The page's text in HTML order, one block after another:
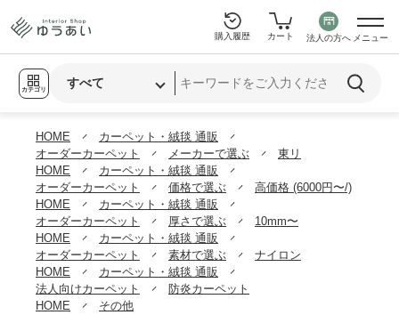
カテゴリ
購入履歴 カート 法人の方へ メニュー
HOME
カーペット・絨毯 通販
オーダーカーペット
メーカーで選ぶ
東リ
HOME
カーペット・絨毯 通販
オーダーカーペット
価格で選ぶ
高価格 (6000円〜/)
HOME
カーペット・絨毯 通販
オーダーカーペット
厚さで選ぶ
10mm〜
HOME
カーペット・絨毯 通販
オーダーカーペット
素材で選ぶ
ナイロン
HOME
カーペット・絨毯 通販
法人向けカーペット
防炎カーペット
HOME
その他